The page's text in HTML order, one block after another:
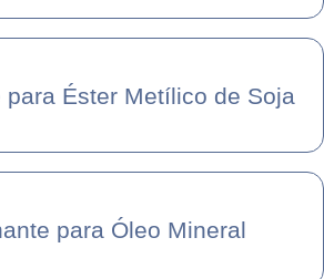
para Éster Metílico de Soja
para Óleo Mineral